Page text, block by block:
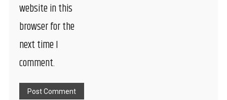
website in this
browser for the
next time I
comment.